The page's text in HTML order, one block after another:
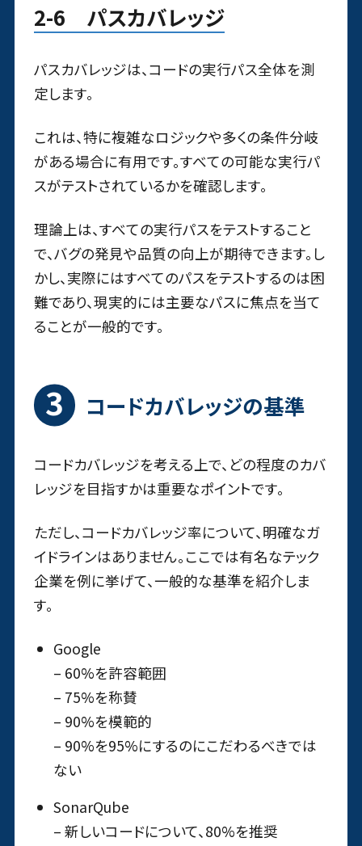
2-6 パスカバレッジ
パスカバレッジは、コードの実行パス全体を測
定します。
これは、特に複雑なロジックや多くの条件分岐
がある場合に有用です。すべての可能な実行パ
スがテストされているかを確認します。
理論上は、すべての実行パスをテストすること
で、バグの発見や品質の向上が期待できます。し
かし、実際にはすべてのパスをテストするのは困
難であり、現実的には主要なパスに焦点を当て
ることが一般的です。
コードカバレッジの基準
コードカバレッジを考える上で、どの程度のカバ
レッジを目指すかは重要なポイントです。
ただし、コードカバレッジ率について、明確なガ
イドラインはありません。ここでは有名なテック
企業を例に挙げて、一般的な基準を紹介しま
す。
Google
– 60%を許容範囲
– 75%を称賛
– 90%を模範的
– 90%を95%にするのにこだわるべきでは
ない
SonarQube
– 新しいコードについて、80%を推奨